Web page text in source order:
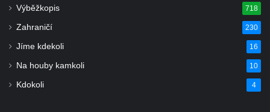
Kříž u kostela svatého archanděla Michaela
ve Všestudech
Kříž v Pürknerově parčíku u silnice západně
od Hošnic
Kříž na kostele svatého Václava ve
Výběžkopis 718
Zahraničí 230
Jíme kdekoli 16
Na houby kamkoli 10
Kdokoli 4